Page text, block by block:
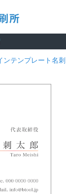
ンテンプレート名刺